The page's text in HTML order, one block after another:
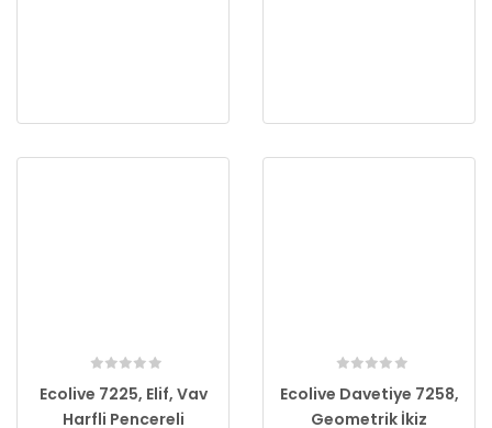
Ecolive 7225, Elif, Vav
Harfli Pencereli
Ecolive Davetiye 7258,
Geometrik İkiz